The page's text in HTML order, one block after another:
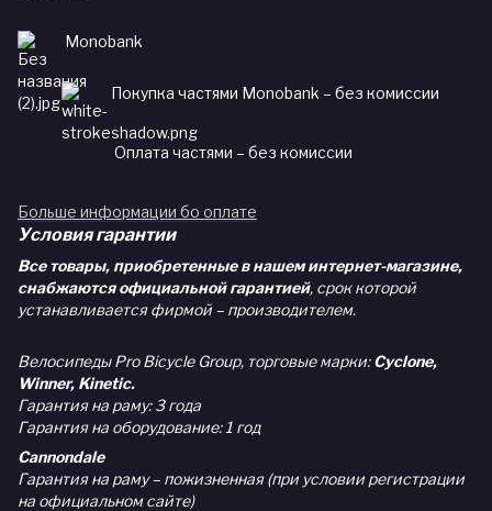
Monobank
Покупка частями Monobank – без комиссии
Оплата частями – без комиссии
Больше информации бо оплате
Условия гарантии
Все товары, приобретенные в нашем интернет-магазине,
снабжаются официальной гарантией, срок которой
устанавливается фирмой – производителем.
Велосипеды Pro Bicycle Group, торговые марки:Cyclone,
Winner, Kinetic.
Гарантия на раму: 3 года
Гарантия на оборудование: 1 год
Cannondale
Гарантия на раму – пожизненная (при условии регистрации
на официальном сайте)